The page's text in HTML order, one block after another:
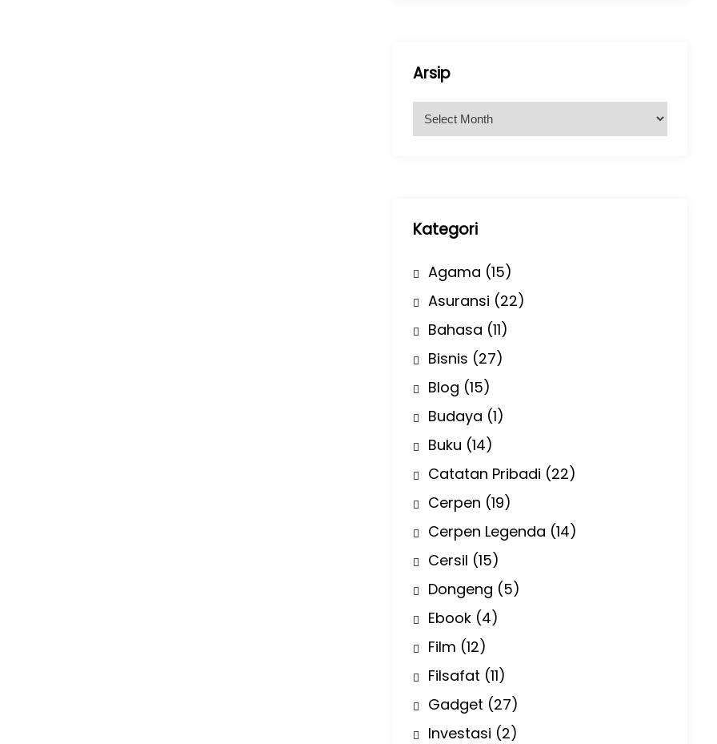
Arsip
r
Kategori
Agama (15)
Asuransi (22)
Bahasa (11)
Bisnis (27)
Blog (15)
Budaya (1)
Buku (14)
Catatan Pribadi (22)
Cerpen (19)
Cerpen Legenda (14)
Cersil (15)
Dongeng (5)
Ebook (4)
Film (12)
Filsafat (11)
Gadget (27)
Investasi (2)